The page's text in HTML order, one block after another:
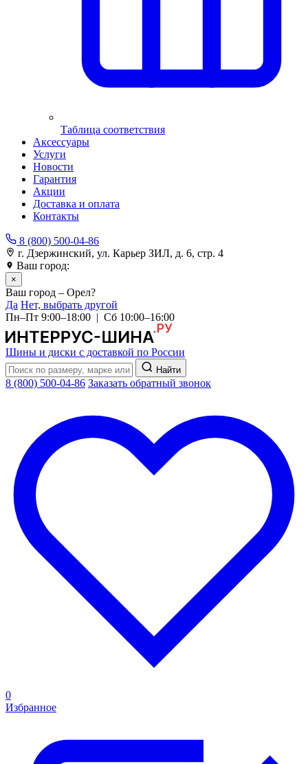
Таблица соответствия
Аксессуары
Услуги
Новости
Гарантия
Акции
Доставка и оплата
Контакты
8 (800) 500-04-86
г. Дзержинский, ул. Карьер ЗИЛ, д. 6, стр. 4
Ваш город:
×
Ваш город – Орел?
Да Нет, выбрать другой
Пн–Пт 9:00–18:00 | Сб 10:00–16:00
Шины и диски с доставкой по России
Найти
8 (800) 500-04-86 Заказать обратный звонок
0
Избранное